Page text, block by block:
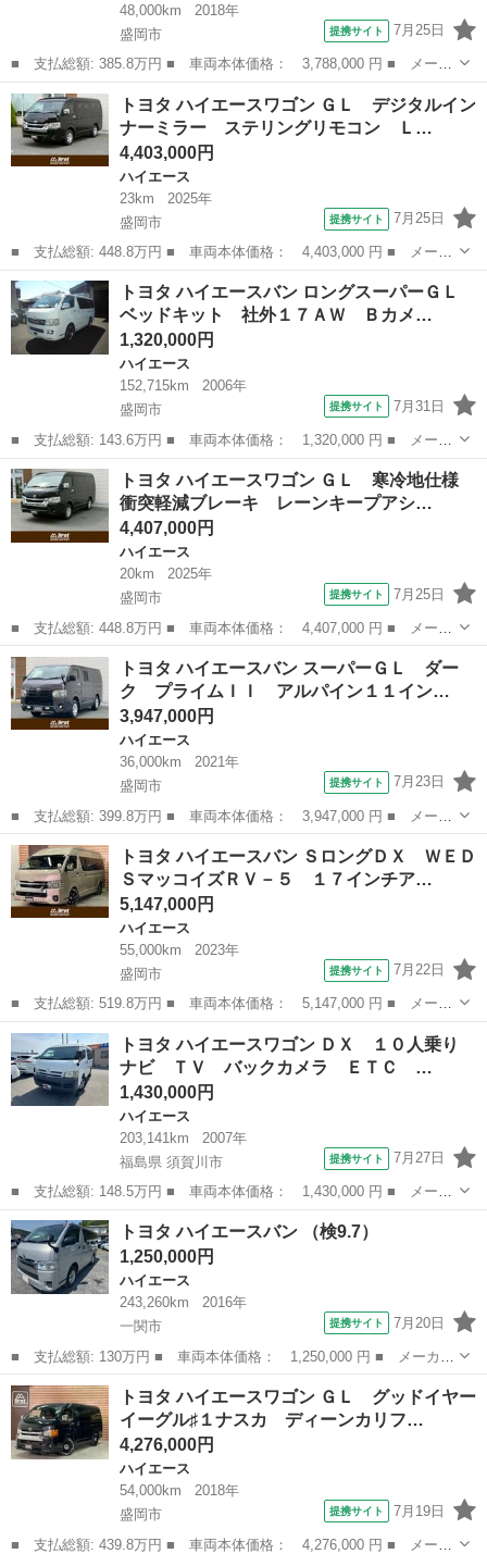
48,000km
2018年
盛岡市
提携サイト 7月25日
■ 支払総額: 385.8万円 ■ 車両本体価格： 3,788,000 円 ■ メーカ
ー名： トヨタ ■ 車種名： ハイエースバン ■ グレード名： ス
ーパーＧＬ ５０ＴＨ アニバーサリーリミテッド アルパインＳＤ
ナビ フ...
岩手 盛岡市 ハイエース
トヨタ ハイエースワゴン ＧＬ デジタルイン
ナーミラー ステリングリモコン Ｌ…
4,403,000円
ハイエース
23km
2025年
盛岡市
提携サイト 7月25日
■ 支払総額: 448.8万円 ■ 車両本体価格： 4,403,000 円 ■ メーカ
ー名： トヨタ ■ 車種名： ハイエースワゴン ■ グレード名：
ＧＬ デジタルインナーミラー ステリングリモコン ＬＥＤヘッド
ライト ...
岩手 盛岡市 ハイエース
トヨタ ハイエースバン ロングスーパーＧＬ
ベッドキット 社外１７ＡＷ Ｂカメ…
1,320,000円
ハイエース
152,715km
2006年
盛岡市
提携サイト 7月31日
■ 支払総額: 143.6万円 ■ 車両本体価格： 1,320,000 円 ■ メーカ
ー名： トヨタ ■ 車種名： ハイエースバン ■ グレード名： ロ
ングスーパーＧＬ ベッドキット 社外１７ＡＷ Ｂカメラ ■ 排気
量： ...
岩手 盛岡市 ハイエース
トヨタ ハイエースワゴン ＧＬ 寒冷地仕様
衝突軽減ブレーキ レーンキープアシ…
4,407,000円
ハイエース
20km
2025年
盛岡市
提携サイト 7月25日
■ 支払総額: 448.8万円 ■ 車両本体価格： 4,407,000 円 ■ メーカ
ー名： トヨタ ■ 車種名： ハイエースワゴン ■ グレード名：
ＧＬ 寒冷地仕様 衝突軽減ブレーキ レーンキープアシスト デジ
タルイン...
岩手 盛岡市 ハイエース
トヨタ ハイエースバン スーパーＧＬ ダー
ク プライムＩＩ アルパイン１１イン…
3,947,000円
ハイエース
36,000km
2021年
盛岡市
提携サイト 7月23日
■ 支払総額: 399.8万円 ■ 車両本体価格： 3,947,000 円 ■ メーカ
ー名： トヨタ ■ 車種名： ハイエースバン ■ グレード名： ス
ーパーＧＬ ダーク プライムＩＩ アルパイン１１インチナビ フ
ルセグＴ...
岩手 盛岡市 ハイエース
トヨタ ハイエースバン ＳロングＤＸ ＷＥＤ
ＳマッコイズＲＶ－５ １７インチア…
5,147,000円
ハイエース
55,000km
2023年
盛岡市
提携サイト 7月22日
■ 支払総額: 519.8万円 ■ 車両本体価格： 5,147,000 円 ■ メーカ
ー名： トヨタ ■ 車種名： ハイエースバン ■ グレード名： Ｓ
ロングＤＸ ＷＥＤＳマッコイズＲＶ－５ １７インチアルミ グッ
ドイヤー...
岩手 盛岡市 ハイエース
トヨタ ハイエースワゴン ＤＸ １０人乗り
ナビ ＴＶ バックカメラ ＥＴＣ …
1,430,000円
ハイエース
203,141km
2007年
福島県 須賀川市
提携サイト 7月27日
■ 支払総額: 148.5万円 ■ 車両本体価格： 1,430,000 円 ■ メーカ
ー名： トヨタ ■ 車種名： ハイエースワゴン ■ グレード名：
ＤＸ １０人乗り ナビ ＴＶ バックカメラ ＥＴＣ パワースラ
イドドア...
福島 須賀川市 ハイエース
トヨタ ハイエースバン （検9.7）
1,250,000円
ハイエース
243,260km
2016年
一関市
提携サイト 7月20日
■ 支払総額: 130万円 ■ 車両本体価格： 1,250,000 円 ■ メーカー
名： トヨタ ■ 車種名： ハイエースバン ■ グレード名： ■
排気量： 3000cc ■ ドア枚数： 4D ■ ミッション： AT ...
岩手 一関市 ハイエース
トヨタ ハイエースワゴン ＧＬ グッドイヤー
イーグル♯１ナスカ ディーンカリフ…
4,276,000円
ハイエース
54,000km
2018年
盛岡市
提携サイト 7月19日
■ 支払総額: 439.8万円 ■ 車両本体価格： 4,276,000 円 ■ メーカ